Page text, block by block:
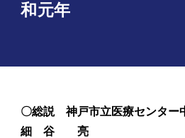
和元年
〇総説 神戸市立医療センタ
細 谷 亮